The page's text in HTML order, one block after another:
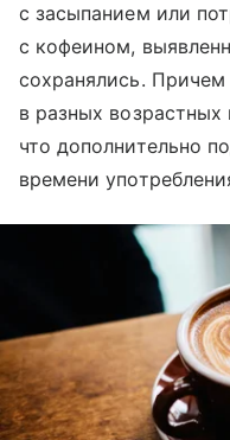
с засыпанием или
с кофеином,
сохранялись.
в разных возрастных
что дополнительно
времени